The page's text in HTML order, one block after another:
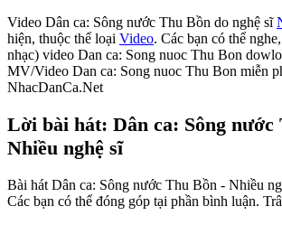
Video Dân ca: Sông nước Thu Bồn do nghệ sĩ
hiện, thuộc thể loại Video. Các bạn có thể
nhạc) video Dan ca: Song nuoc Thu Bon
MV/Video Dan ca: Song nuoc Thu Bon miễn
NhacDanCa.Net
Lời bài hát: Dân ca: Sông nước
Nhiều nghệ sĩ
Bài hát Dân ca: Sông nước Thu Bồn - Nhiều
Các bạn có thể đóng góp tại phần bình luận.